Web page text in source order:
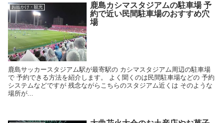
お出かけ・観光
鹿島カシマスタジアムの駐車場 予
約で近い民間駐車場のおすすめ穴
場
鹿島サッカースタジアム駅が最寄駅の カシマスタジアム周辺の駐車場
で 予約できる方法を紹介します。 よく聞くのは民間駐車場などの 予約
システムなどですが 残念ながらこちらのスタジアム近くは そのような
場所が...